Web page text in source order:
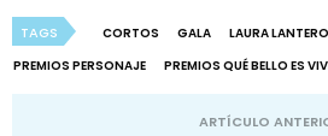
TAGS CORTOS GALA LAURA LANTERO
PREMIOS PERSONAJE
PREMIOS QUÉ BELLO ES
ARTÍCULO